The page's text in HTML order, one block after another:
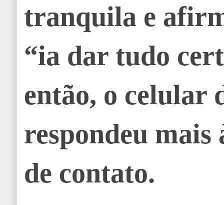
tranquila e
“ia dar tudo
então, o celular
respondeu mais
de contato.